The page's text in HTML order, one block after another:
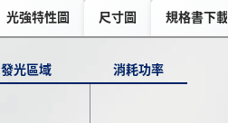
光強特性圖 尺寸圖 規格書下載
發光區域 消耗功率